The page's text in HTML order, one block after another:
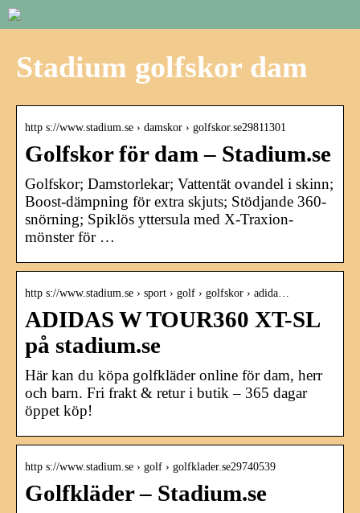
Stadium golfskor dam
http s://www.stadium.se › damskor › golfskor.se29811301
Golfskor för dam – Stadium.se
Golfskor; Damstorlekar; Vattentät ovandel i skinn;
Boost-dämpning för extra skjuts; Stödjande 360-
snörning; Spiklös yttersula med X-Traxion-
mönster för …
http s://www.stadium.se › sport › golf › golfskor › adida…
ADIDAS W TOUR360 XT-SL
på stadium.se
Här kan du köpa golfkläder online för dam, herr
och barn. Fri frakt & retur i butik – 365 dagar
öppet köp!
http s://www.stadium.se › golf › golfklader.se29740539
Golfkläder – Stadium.se